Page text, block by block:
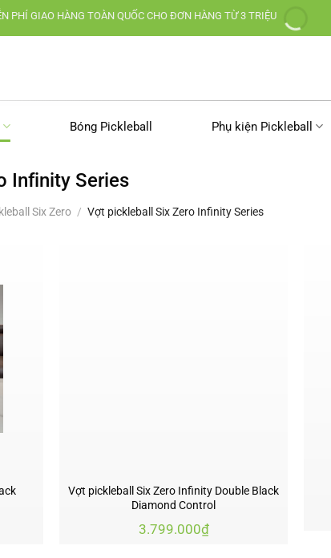
PHÍ GIAO HÀNG TOÀN QUỐC CHO ĐƠN HÀNG TỪ 3 TRIỆU
Bóng Pickleball Phụ kiện Pickleball
Infinity Series
Six Zero / Vợt pickleball Six Zero Infinity Series
Vợt pickleball Six Zero Infinity Double Black
Diamond Control
3.799.000₫